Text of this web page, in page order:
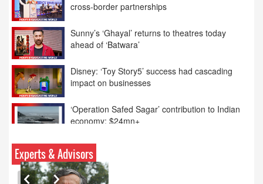
ahead of ‘Batwara’
Disney: ‘Toy Story5’ success had cascading
impact on businesses
‘Operation Safed Sagar’ contribution to Indian
economy: $24mn+
Netflix says FIFA WC ’26 drove football fandom
across the platform
Experts & Advisors